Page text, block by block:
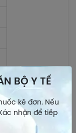
chỉ định dùng
BỘ Y TẾ
kê đơn. Nếu
nhận để tiếp